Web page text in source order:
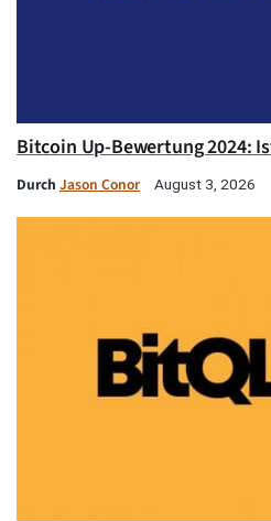
Bitcoin Up-Bewertung 2024:
Durch Jason Conor August 3, 2026